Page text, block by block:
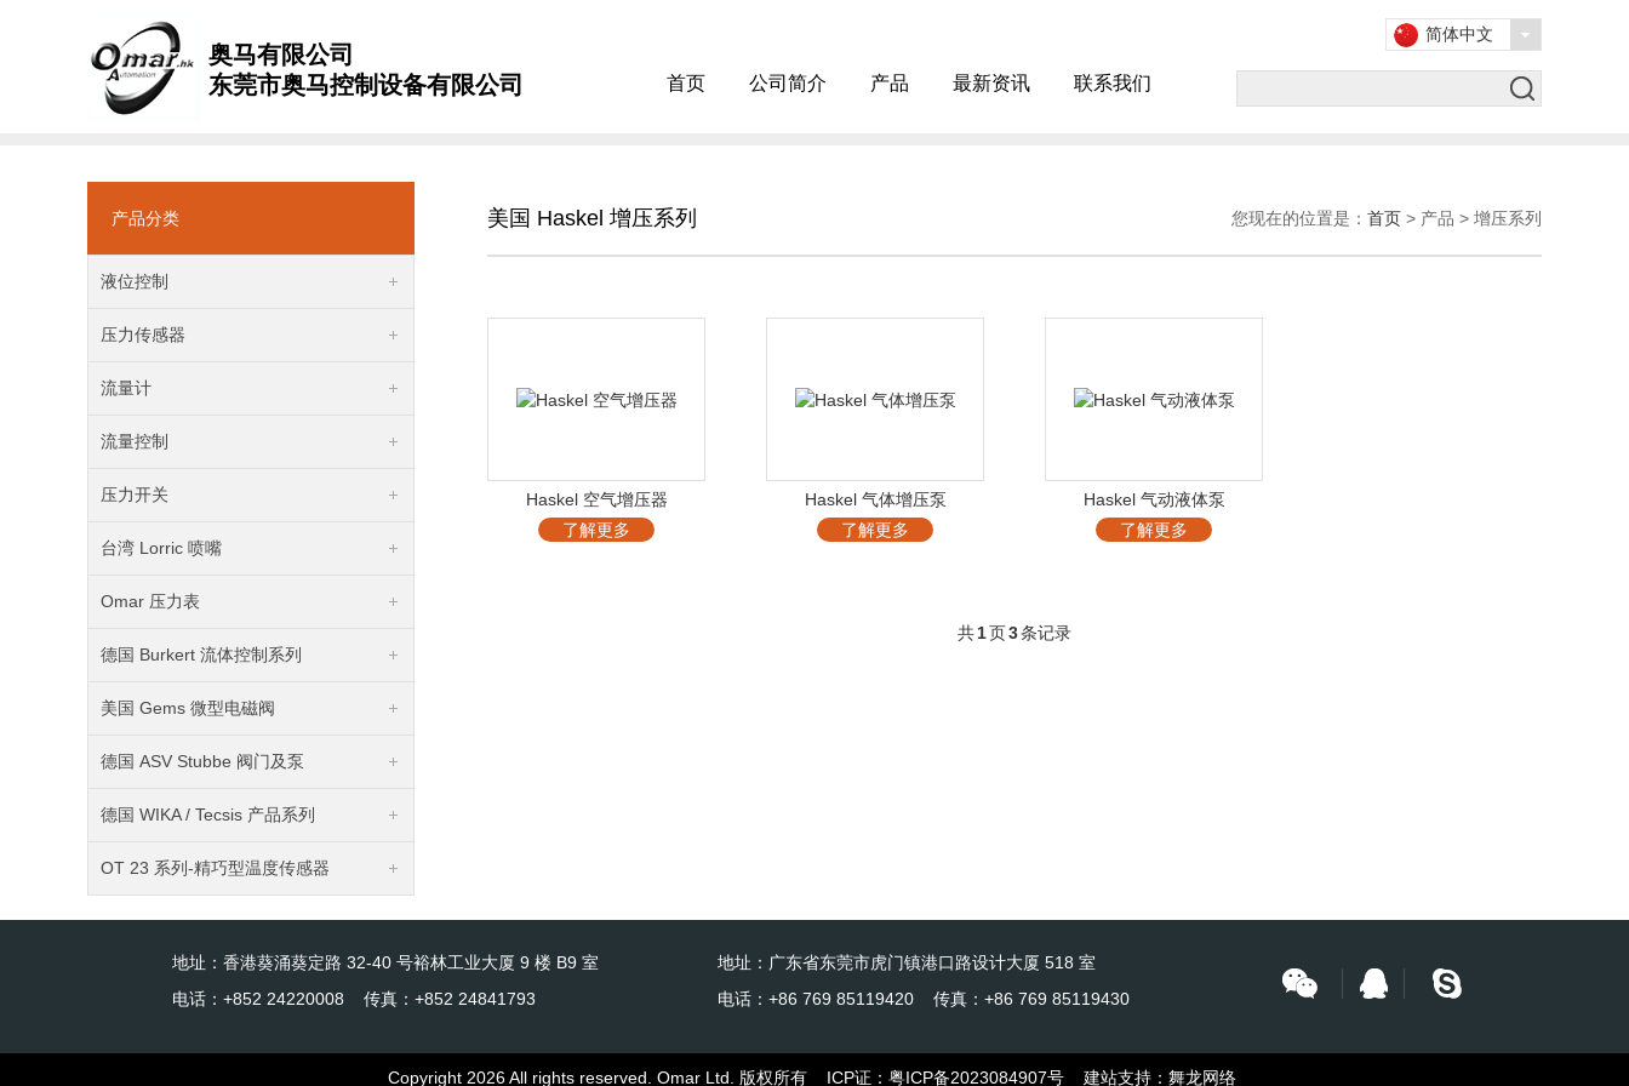
奥马有限公司
东莞市奥马控制设备有限公司
首页 公司简介 产品 最新资讯 联系我们
简体中文
产品分类
液位控制
压力传感器
流量计
流量控制
压力开关
台湾 Lorric 喷嘴
Omar 压力表
德国 Burkert 流体控制系列
美国 Gems 微型电磁阀
德国 ASV Stubbe 阀门及泵
德国 WIKA / Tecsis 产品系列
OT 23 系列-精巧型温度传感器
美国 Haskel 增压系列 您现在的位置是： 首页 > 产品 > 增压系列
Haskel 空气增压器
了解更多
Haskel 气体增压泵
了解更多
Haskel 气动液体泵
了解更多
共1页3条记录
地址：香港葵涌葵定路 32-40 号裕林工业大厦 9 楼 B9 室
电话：+852 24220008 传真：+852 24841793
地址：广东省东莞市虎门镇港口路设计大厦 518 室
电话：+86 769 85119420 传真：+86 769 85119430
Copyright 2026 All rights reserved. Omar Ltd. 版权所有 ICP证： 粤ICP备2023084907号 建站支持： 舞龙网络